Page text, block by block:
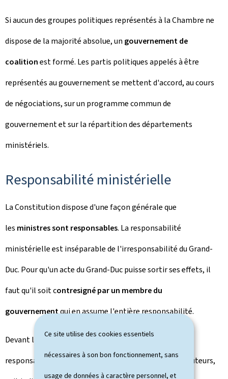
Ce site utilise des cookies essentiels
nécessaires à son bon fonctionnement, sans
usage de données à caractère personnel, et
Si aucun des groupes politiques représentés à la Chambre ne
dispose de la majorité absolue, un gouvernement de
coalitionest formé. Les partis politiques appelés à être
représentés au gouvernement se mettent d'accord, au cours
de négociations, sur un programme commun de
gouvernement et sur la répartition des départements
ministériels.
Responsabilité ministérielle
La Constitution dispose d'une façon générale que
les ministres sont responsables. La responsabilité
ministérielle est inséparable de l'irresponsabilité du Grand-
Duc. Pour qu'un acte du Grand-Duc puisse sortir ses effets, il
faut qu'il soit contresigné par un membre du
gouvernementqui en assume l'entière responsabilité.
Devant la Chambre des députés, les ministres sont
responsables des actes dont ils sont eux-mêmes les auteurs,